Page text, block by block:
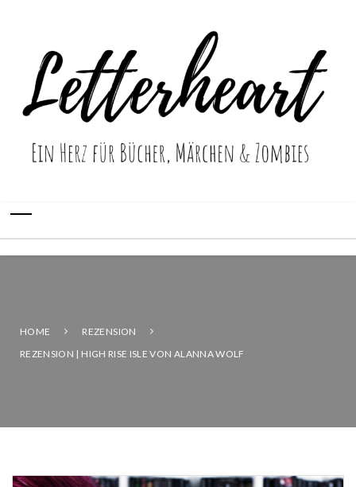
HOME
REZENSION
REZENSION | HIGH RISE ISLE VON ALANNA WOLF